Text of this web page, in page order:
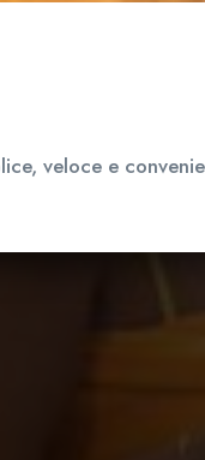
veloce e